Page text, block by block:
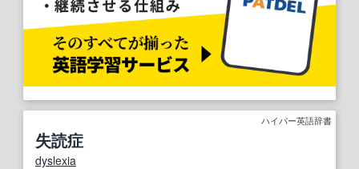
ハイパー英語辞書
失読症
dyslexia